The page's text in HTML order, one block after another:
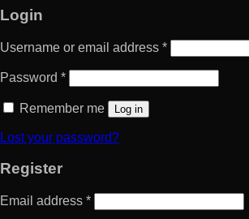
Login
Username or email address *
Password *
Remember me Log in
Lost your password?
Register
Email address *